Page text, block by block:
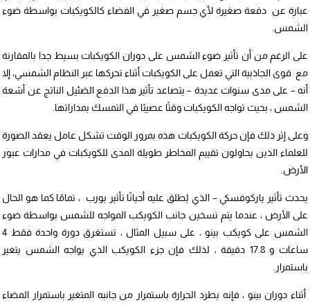
عبارة عن دفعة صغيرة لأي جسم صغير في الفضاء كالكويكبات بواسطة ضوء
الشمس.
على الرغم من أن تأثير ضوء الشمس على دوران الكويكبات بسيط جدا بالمقارنة
مع قوى الجاذبية التي تعمل على الكويكبات أثناء تحركها عبر النظام الشمسي، إلا
أنه – على مدى سنوات عديدة – يتصاعد تأثير هذا الدفع الضئيل الناتج عن أشعة
الشمس ، بحيث تواجه الكويكبات وقتًا عصيبًا في التمسك بمداراتها.
وعلى إثر ذلك فإن حركة الكويكبات هذه بمرور الوقت تشكل عامل يعقد الصورة
للعلماء الذين يحاولون تقييم المخاطر طويلة المدى للكويكبات في مدارات عبور
الأرض.
يحدث تأثير ياركوفسكي – الذي يُطلق عليه أحيانًا تأثير يورب ، تمامًا كما هو الحال
على الأرض ، عندما يتم تسخين جانب الكويكب المواجه للشمس بواسطة ضوء
الشمس على كويكب بينو ، على سبيل المثال ، تستغرق دورة واحدة فقط 4
ساعات و 17.8 دقيقة ، لذلك فإن جزء الكويكب الذي يواجه الشمس يتغير
باستمرار.
أثناء دوران بينو ، فإنه يطرد الحرارة باستمرار من جانبه المتغير باستمرار المضاء